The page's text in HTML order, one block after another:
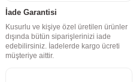
İade Garantisi
Kusurlu ve kişiye özel üretilen ürünler
dışında bütün siparişlerinizi iade
edebilirsiniz. İadelerde kargo ücreti
müşteriye aittir.